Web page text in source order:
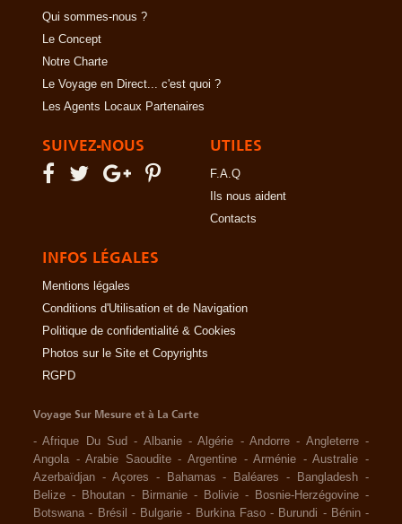
Qui sommes-nous ?
Le Concept
Notre Charte
Le Voyage en Direct... c'est quoi ?
Les Agents Locaux Partenaires
SUIVEZ-NOUS UTILES
F.A.Q
Ils nous aident
Contacts
INFOS LÉGALES
Mentions légales
Conditions d'Utilisation et de Navigation
Politique de confidentialité & Cookies
Photos sur le Site et Copyrights
RGPD
Voyage Sur Mesure et à La Carte
-Afrique Du Sud - Albanie -Algérie -Andorre - Angleterre -
Angola -Arabie Saoudite -Argentine -Arménie -Australie -
Azerbaïdjan - Açores - Bahamas - Baléares - Bangladesh -
Belize - Bhoutan - Birmanie - Bolivie - Bosnie-Herzégovine -
Botswana - Brésil - Bulgarie - Burkina Faso - Burundi - Bénin -